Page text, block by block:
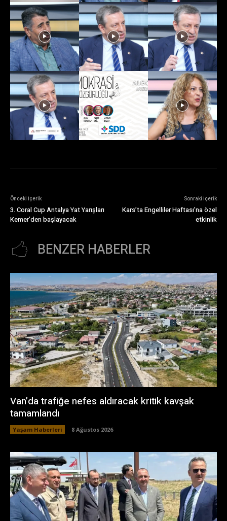
Önceki İçerik
3. Coral Cup Antalya Yat Yarışları
Kemer’den başlayacak
Sonraki İçerik
Kars’ta Engelliler Haftası’na özel
etkinlik
BENZER HABERLER
Van’da trafiğe nefes aldıracak kritik kavşak
tamamlandı
Yaşam Haberleri 8 Ağustos 2026